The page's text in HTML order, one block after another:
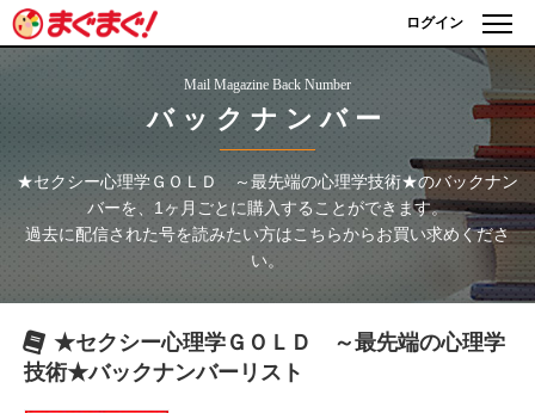
ログイン
Mail Magazine Back Number
バックナンバー
★セクシー心理学ＧＯＬＤ ～最先端の心理学技術★のバックナン
バーを、1ヶ月ごとに購入することができます。
過去に配信された号を読みたい方はこちらからお買い求めくださ
い。
★セクシー心理学ＧＯＬＤ ～最先端の心理学
技術★バックナンバーリスト